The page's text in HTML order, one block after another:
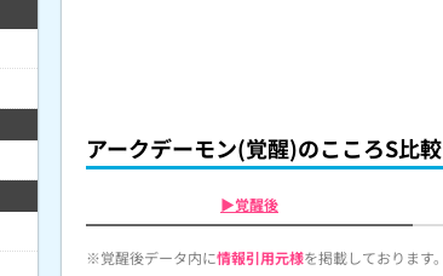
アークデーモン(覚醒)のこころS比較
▶覚醒後
※覚醒後データ内に情報引用元様を掲載しております。